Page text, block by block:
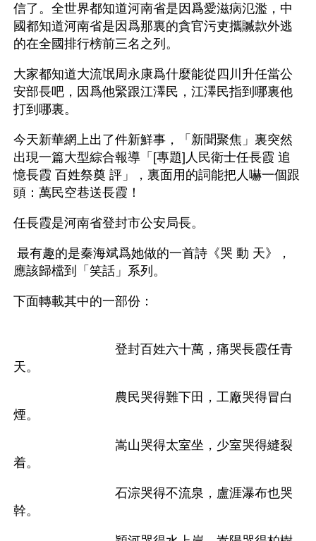
信了。全世界都知道河南省是因爲愛滋病氾濫，中
國都知道河南省是因爲那裏的貪官污吏攜贓款外逃
的在全國排行榜前三名之列。
大家都知道大流氓周永康爲什麼能從四川升任當公
安部長吧，因爲他緊跟江澤民，江澤民指到哪裏他
打到哪裏。
今天新華網上出了件新鮮事，「新聞聚焦」裏突然
出現一篇大型綜合報導「[專題]人民衛士任長霞 追
憶長霞 百姓祭奠 評」，裏面用的詞能把人嚇一個跟
頭：萬民空巷送長霞！
任長霞是河南省登封市公安局長。
應該歸檔到「笑話」系列。
下面轉載其中的一部份：
登封百姓六十萬，痛哭長霞任青
天。
農民哭得難下田，工廠哭得冒白
煙。
嵩山哭得太室坐，少室哭得縫裂
着。
石淙哭得不流泉，盧涯瀑布也哭
幹。